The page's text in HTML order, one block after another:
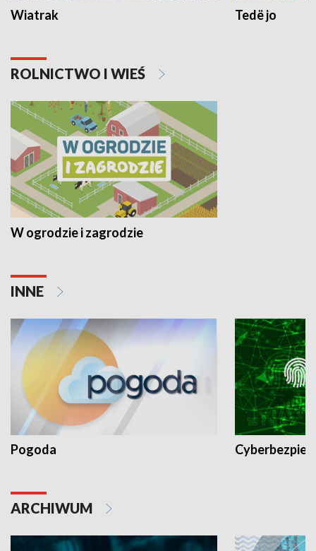
Wiatrak Tedë jo
ROLNICTWO I WIEŚ
W ogrodzie i zagrodzie
INNE
Pogoda
ARCHIWUM